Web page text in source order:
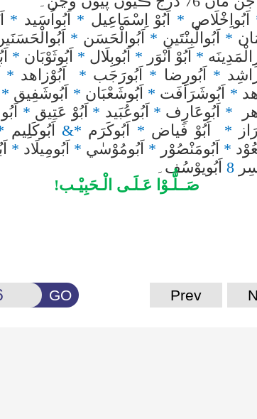
اَبُواِخْلَاص * اَبُوْ اِسْمَاعِيل * اَبُواُسَيد *
* اَبُوالْبِنْتَين * اَبُوالْحَسَن *
* اَبُوْ اَنْوَر * اَبُوبِلَال * اَبُوثَوْبَان *
* اَبُورِِضا * اَبُورَجَب * اَبُوْزاهد *
* اَبُوشَرَافَت * اَبُوشَعْبَان * اَبُوشَفِيق *
* اَبُوعَارِف * اَبُوعُبَيد * اَبُوْ عَتِيق *
* اَبُوْ فَياض * اَبُوکَرَم &* اَبُوکَلِيم
* اَبُومَنْصُوْر * اَبُومُوْسٰي * اَبُومِيلَاد *
8 اَبُويوْسُف۔
صَــلُّـوْا عَـلَـی الْـحَبِيْـب!
GO Prev